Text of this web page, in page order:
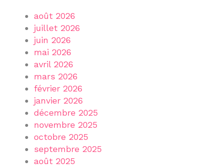
août 2026
juillet 2026
juin 2026
mai 2026
avril 2026
mars 2026
février 2026
janvier 2026
décembre 2025
novembre 2025
octobre 2025
septembre 2025
août 2025